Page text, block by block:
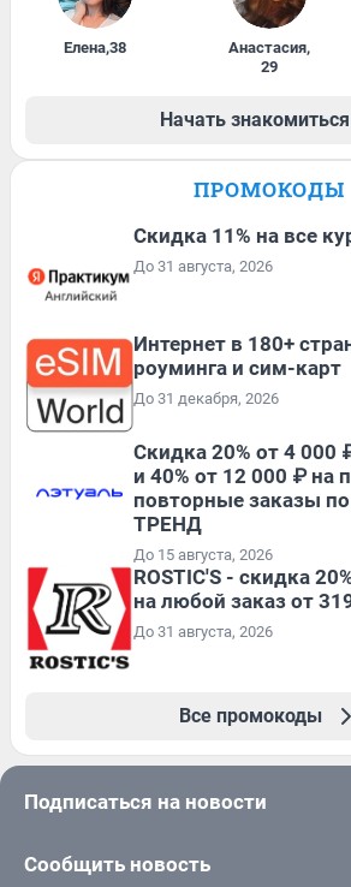
Елена,38 Анастасия,
29
Начать знакомиться
ПРОМОКОДЫ
Скидка 11% на все
До 31 августа, 2026
Интернет в 180+
роуминга и сим-карт
До 31 декабря, 2026
Скидка 20% от 4 000
и 40% от 12 000 ₽ на
повторные заказы
ТРЕНД
До 15 августа, 2026
ROSTIC'S - скидка
на любой заказ от
До 31 августа, 2026
Все промокоды
Подписаться на новости
Сообщить новость